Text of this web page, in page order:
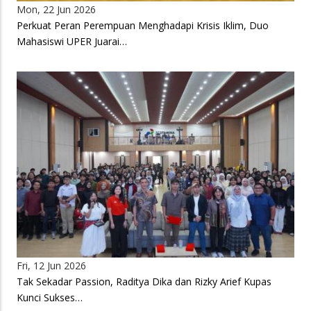
Mon, 22 Jun 2026
Perkuat Peran Perempuan Menghadapi Krisis Iklim, Duo
Mahasiswi UPER Juarai…
Fri, 12 Jun 2026
Tak Sekadar Passion, Raditya Dika dan Rizky Arief Kupas
Kunci Sukses…